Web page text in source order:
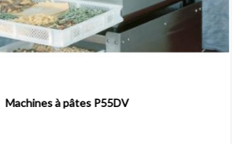
Machines à pâtes P55DV